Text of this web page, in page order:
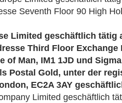
Seventh Floor 90 High
Limited geschäftlich tätig
Third Floor Exchange
of Man, IM1 1JD und
Postal Gold, unter der
EC2A 3AY
Limited geschäftlich